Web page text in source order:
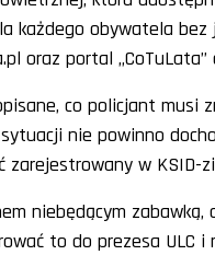
każdego obywatela bez
oraz portal
co policjant musi
nie powinno
zarejestrowany w
niebędącym zabawką,
to do prezesa ULC